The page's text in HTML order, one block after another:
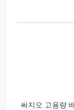
써지오 고용량